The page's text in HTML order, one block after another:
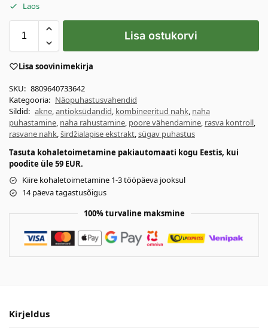
Laos
Lisa ostukorvi
Lisa soovinimekirja
SKU: 8809640733642
Kategooria: Näopuhastusvahendid
Sildid: akne,antioksüdandid, kombineeritud nahk, naha
puhastamine, naha rahustamine, poore vähendamine, rasva kontroll,
rasvane nahk,širdžialapise ekstrakt,sügav puhastus
Tasuta kohaletoimetamine pakiautomaati kogu Eestis, kui
poodite üle 59 EUR.
Kiire kohaletoimetamine 1-3 tööpäeva jooksul
14 päeva tagastusõigus
100% turvaline maksmine
Kirjeldus